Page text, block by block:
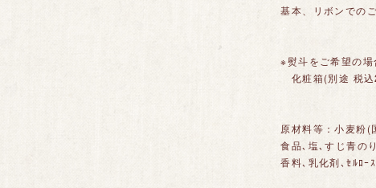
基本、リボンでの
※熨斗をご希望の場
化粧箱(別途 税込
原材料等：小麦粉(
食品､塩､すじ青の
香料､乳化剤､ｾﾙﾛｰ